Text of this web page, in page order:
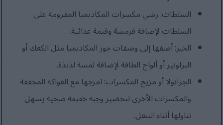
السلطات: رشي مكسرات المكاديميا المفرومة على
السلطات لإضافة قرمشة وقيمة غذائية.
الخبز: أضفها إلى وصفات جوز المكاديميا مثل الكعك أو
البراونيز أو ألواح الطاقة لإضافة لمسة لذيذة.
الجرانولا أو مزيج المكسرات: امزجها مع الفواكه المجففة
والمكسرات الأخرى لتحضير وجبة خفيفة صحية يسهل
تناولها أثناء التنقل.